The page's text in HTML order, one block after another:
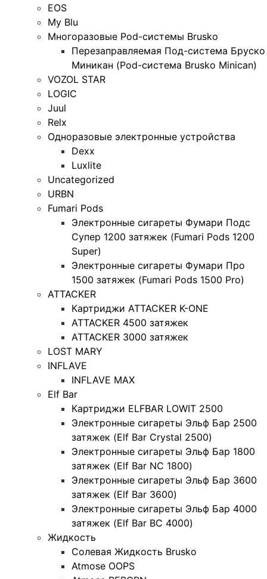
EOS
My Blu
Многоразовые Pod-системы Brusko
Перезаправляемая Под-система Бруско
Миникан (Pod-система Brusko Minican)
VOZOL STAR
LOGIC
Juul
Relx
Одноразовые электронные устройства
Dexx
Luxlite
Uncategorized
URBN
Fumari Pods
Электронные сигареты Фумари Подс
Супер 1200 затяжек (Fumari Pods 1200
Super)
Электронные сигареты Фумари Про
1500 затяжек (Fumari Pods 1500 Pro)
ATTACKER
Картриджи ATTACKER K-ONE
ATTACKER 4500 затяжек
ATTACKER 3000 затяжек
LOST MARY
INFLAVE
INFLAVE MAX
Elf Bar
Картриджи ELFBAR LOWIT 2500
Электронные сигареты Эльф Бар 2500
затяжек (Elf Bar Crystal 2500)
Электронные сигареты Эльф Бар 1800
затяжек (Elf Bar NC 1800)
Электронные сигареты Эльф Бар 3600
затяжек (Elf Bar 3600)
Электронные сигареты Эльф Бар 4000
затяжек (Elf Bar BC 4000)
Жидкость
Солевая Жидкость Brusko
Atmose OOPS